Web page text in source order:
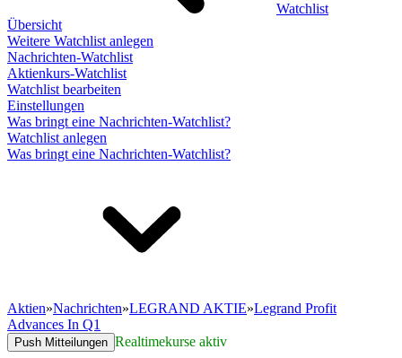
Watchlist
Übersicht
Weitere Watchlist anlegen
Nachrichten-Watchlist
Aktienkurs-Watchlist
Watchlist bearbeiten
Einstellungen
Was bringt eine Nachrichten-Watchlist?
Watchlist anlegen
Was bringt eine Nachrichten-Watchlist?
Aktien»Nachrichten»LEGRAND AKTIE»Legrand Profit
Advances In Q1
Push Mitteilungen Realtimekurse aktiv